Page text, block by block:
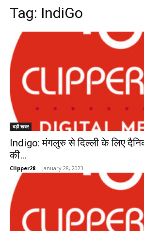
Tag: IndiGo
बड़ी खबर
Indigo: मंगलुरु से दिल्ली के लिए
की…
Clipper28 - January 28, 2023